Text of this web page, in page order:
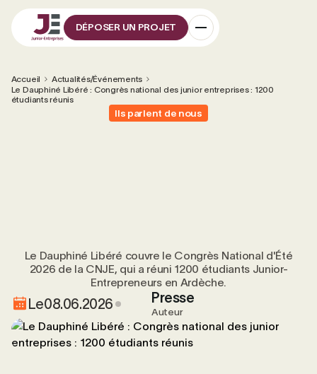
DÉPOSER UN PROJET
Accueil
Actualités/Événements
Le Dauphiné Libéré : Congrès national des junior entreprises : 1200
étudiants réunis
Ils parlent de nous
Le Dauphiné Libéré couvre le Congrès National d'Été
2026 de la CNJE, qui a réuni 1200 étudiants Junior-
Entrepreneurs en Ardèche.
Le08.06.2026 Presse
Auteur